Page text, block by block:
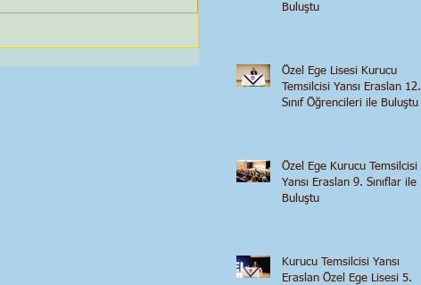
Buluştu
Özel Ege Lisesi Kurucu
Temsilcisi Yansı Eraslan 12.
Sınıf Öğrencileri ile Buluştu
Özel Ege Kurucu Temsilcisi
Yansı Eraslan 9. Sınıflar ile
Buluştu
Kurucu Temsilcisi Yansı
Eraslan Özel Ege Lisesi 5.